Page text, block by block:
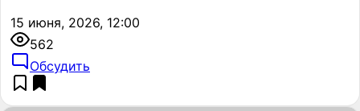
15 июня, 2026, 12:00
562
Обсудить